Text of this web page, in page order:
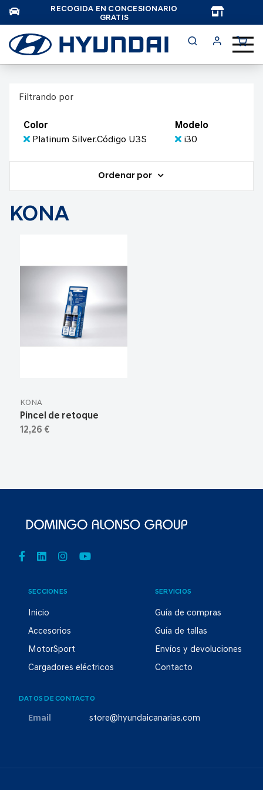
RECOGIDA EN CONCESIONARIO
GRATIS
Filtrando por
Color
Platinum Silver.Código U3S
Modelo
i30
Ordenar por
KONA
KONA
Pincel de retoque
12,26 €
SECCIONES
Inicio
Accesorios
MotorSport
Cargadores eléctricos
SERVICIOS
Guía de compras
Guía de tallas
Envíos y devoluciones
Contacto
DATOS DE CONTACTO
Email store@hyundaicanarias.com